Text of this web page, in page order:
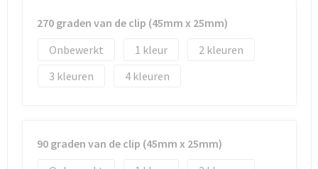
270 graden van de clip (45mm x 25mm)
Onbewerkt
1
2
3
4
90 graden van de clip (45mm x 25mm)